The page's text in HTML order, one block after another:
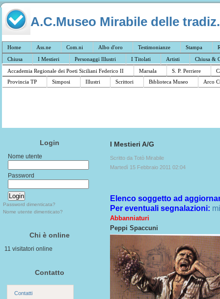
A.C.Museo Mirabile delle
Home Ass.ne Com.ni Albo d'oro Testimonianze Stampa
Chiusa
I Mestieri Personaggi Illustri I Titolati Artisti
Chiusa &
Accademia Regionale dei Poeti Siciliani Federico II
Marsala S. P. Perriere
Provincia TP
Simposi Illustri Scrittori Biblioteca Museo Arco
Login
Nome utente
Password
Password dimenticata?
Nome utente dimenticato?
Chi è online
11 visitatori online
Contatto
Contatti
I Mestieri A/G
Scritto da Totò Mirabile
Martedì 15 Febbraio 2011 02:04
Elenco soggetto ad
Per eventuali segnalazioni:
Abbanniaturi
Peppi Spaccuni